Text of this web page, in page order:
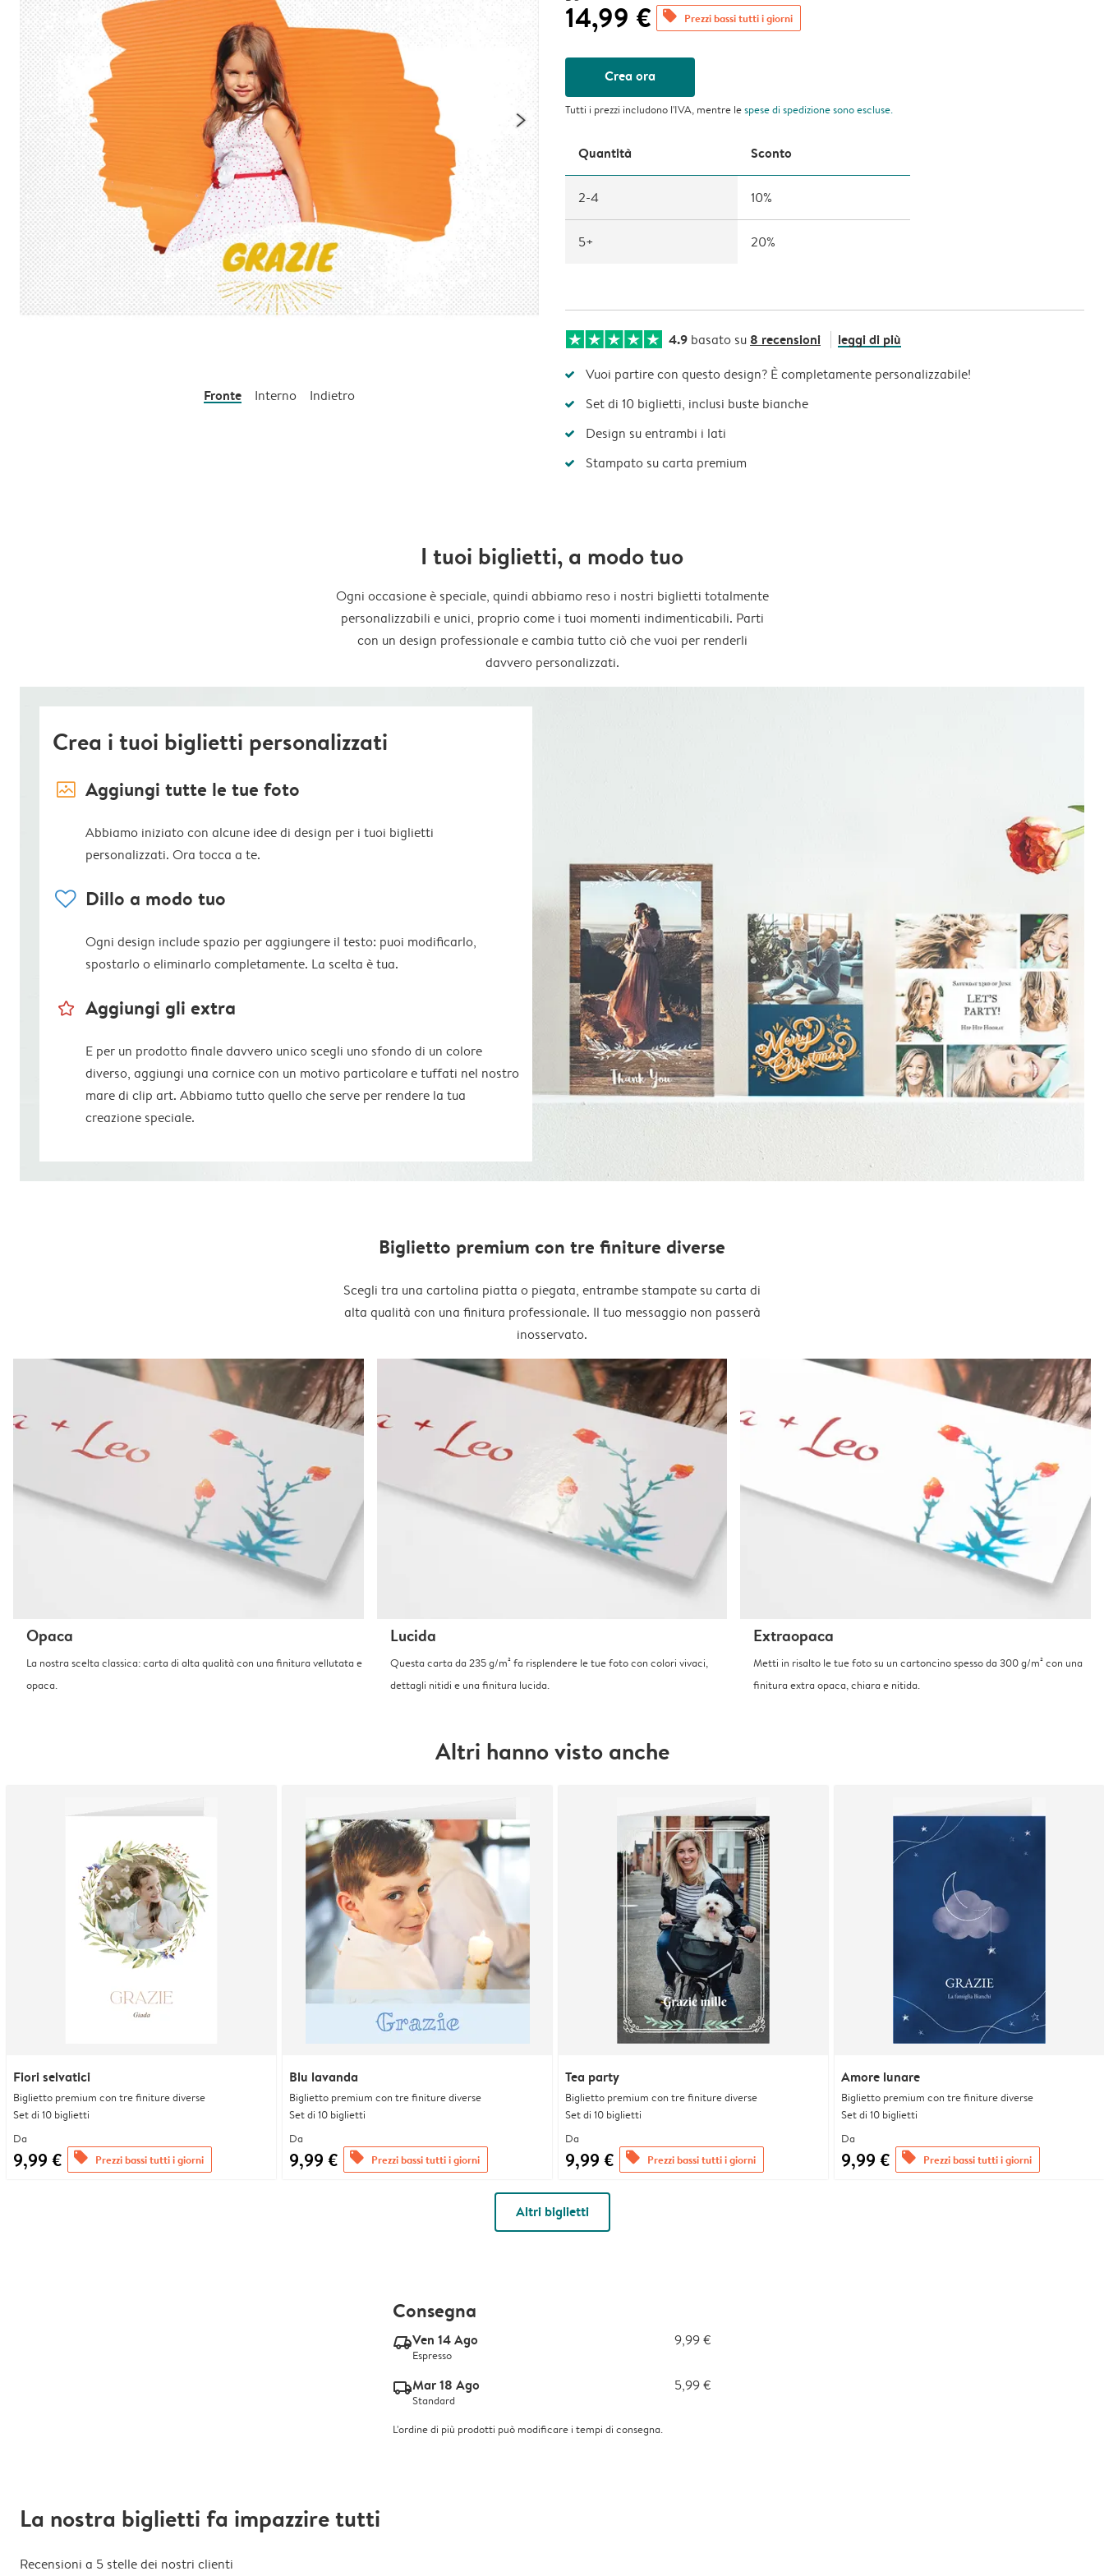
Fronte Interno Indietro
14,99 € offers Prezzi bassi tutti i giorni
Crea ora
Tutti i prezzi includono l'IVA, mentre lespese di spedizionesono escluse.
Quantità Sconto
2-4 10%
5+ 20%
4.9 basato su 8 recensioni leggi di più
Vuoi partire con questo design? È completamente personalizzabile!
Set di 10 biglietti, inclusi buste bianche
Design su entrambi i lati
Stampato su carta premium
I tuoi biglietti, a modo tuo
Ogni occasione è speciale, quindi abbiamo reso i nostri biglietti totalmente
personalizzabili e unici, proprio come i tuoi momenti indimenticabili. Parti
con un design professionale e cambia tutto ciò che vuoi per renderli
davvero personalizzati.
Crea i tuoi biglietti personalizzati
image_placeholder Aggiungi tutte le tue foto
Abbiamo iniziato con alcune idee di design per i tuoi biglietti
personalizzati. Ora tocca a te.
heart Dillo a modo tuo
Ogni design include spazio per aggiungere il testo: puoi modificarlo,
spostarlo o eliminarlo completamente. La scelta è tua.
star_outline Aggiungi gli extra
E per un prodotto finale davvero unico scegli uno sfondo di un colore
diverso, aggiungi una cornice con un motivo particolare e tuffati nel nostro
mare di clip art. Abbiamo tutto quello che serve per rendere la tua
creazione speciale.
Biglietto premium con tre finiture diverse
Scegli tra una cartolina piatta o piegata, entrambe stampate su carta di
alta qualità con una finitura professionale. Il tuo messaggio non passerà
inosservato.
Opaca
La nostra scelta classica: carta di alta qualità con una finitura vellutata e
opaca.
Lucida
Questa carta da 235 g/m² fa risplendere le tue foto con colori vivaci,
dettagli nitidi e una finitura lucida.
Extraopaca
Metti in risalto le tue foto su un cartoncino spesso da 300 g/m² con una
finitura extra opaca, chiara e nitida.
Altri hanno visto anche
Fiori selvatici
Biglietto premium con tre finiture diverse
Set di 10 biglietti
Da
9,99 € offers Prezzi bassi tutti i giorni
Blu lavanda
Biglietto premium con tre finiture diverse
Set di 10 biglietti
Da
9,99 € offers Prezzi bassi tutti i giorni
Tea party
Biglietto premium con tre finiture diverse
Set di 10 biglietti
Da
9,99 € offers Prezzi bassi tutti i giorni
Amore lunare
Biglietto premium con tre finiture diverse
Set di 10 biglietti
Da
9,99 € offers Prezzi bassi tutti i giorni
Altri biglietti
Consegna
delivery_express_v2Ven 14 Ago 9,99 €
Espresso
delivery_standard_v2Mar 18 Ago 5,99 €
Standard
L'ordine di più prodotti può modificare i tempi di consegna.
La nostra biglietti fa impazzire tutti
Recensioni a 5 stelle dei nostri clienti